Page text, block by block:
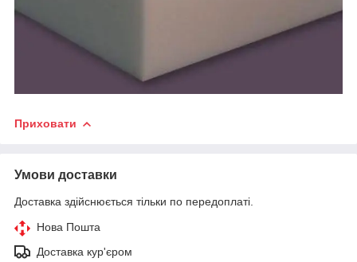
Приховати
Умови доставки
Доставка здійснюється тільки по передоплаті.
Нова Пошта
Доставка кур'єром